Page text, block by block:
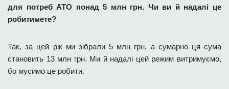
для потреб АТО понад 5 млн грн. Чи ви й надалі це
робитимете?
Так, за цей рік ми зібрали 5 млн грн, а сумарно ця сума
становить 13 млн грн. Ми й надалі цей режим витримуємо,
бо мусимо це робити.